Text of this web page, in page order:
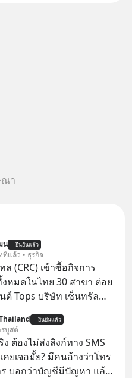
า
น ยืนยันแล้ว
ที่แล้ว • ธุรกิจ
ล (CRC) เข้าซื้อกิจการ
หมดในไทย 30 สาขา ต่อย
ด์ Tops บริษัท เซ็นทรัล
าดหลักทรัพย์ฯ ว่า บริษัท
เทล จำกัด (CFR) ซึ่งเป็น
ถือหุ้นทั้งทางตรงและ
ยืนยันแล้ว
บูสต์
ต้องไม่ส่งลิงก์ทาง SMS
คยเจอมั้ย? มีคนอ้างว่าโทร
บอกว่าบัญชีมีปัญหา แล้ว